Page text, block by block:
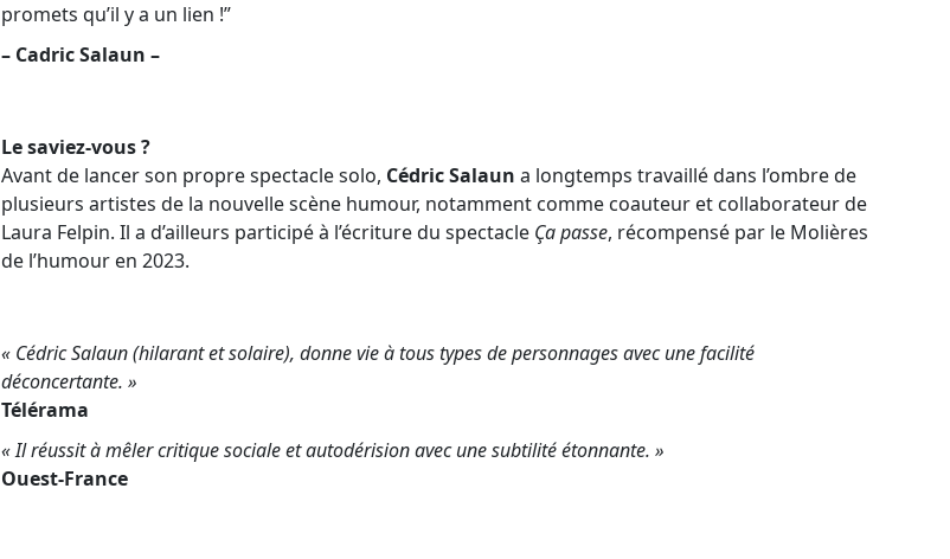
promets qu’il y a un lien !”
– Cadric Salaun –
Le saviez-vous ?
Avant de lancer son propre spectacle solo, Cédric Salaun a longtemps travaillé dans l’ombre de
plusieurs artistes de la nouvelle scène humour, notamment comme coauteur et collaborateur de
Laura Felpin. Il a d’ailleurs participé à l’écriture du spectacle Ça passe, récompensé par le Molières
de l’humour en 2023.
« Cédric Salaun (hilarant et solaire), donne vie à tous types de personnages avec une facilité
déconcertante. »
Télérama
« Il réussit à mêler critique sociale et autodérision avec une subtilité étonnante. »
Ouest-France